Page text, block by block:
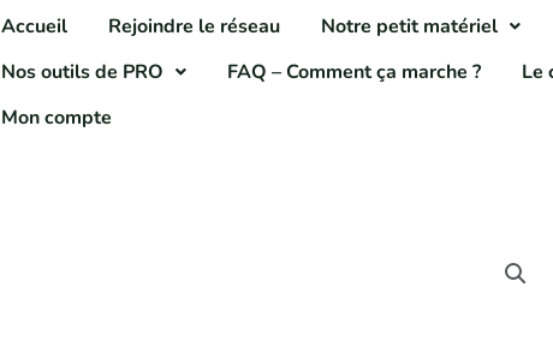
Accueil Rejoindre le réseau
Notre petit matériel
Nos outils de PRO
FAQ – Comment ça marche ? Le
Mon compte